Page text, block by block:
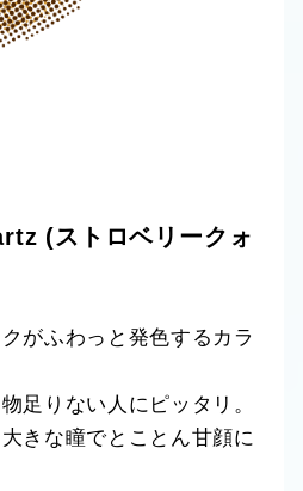
(ストロベリークォ
がふわっと発色するカラ
足りない人にピッタリ。
きな瞳でとことん甘顔に